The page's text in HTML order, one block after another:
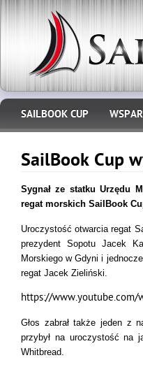
SAILBOOK CUP
SailBook Cup
Sygnał ze statku Urzędu
regat morskich SailBook
Uroczystość otwarcia regat
prezydent Sopotu Jacek
Morskiego w Gdyni i
regat Jacek Zieliński.
https://www.youtube.com/
Głos zabrał także jeden z
przybył na uroczystość na
Whitbread.